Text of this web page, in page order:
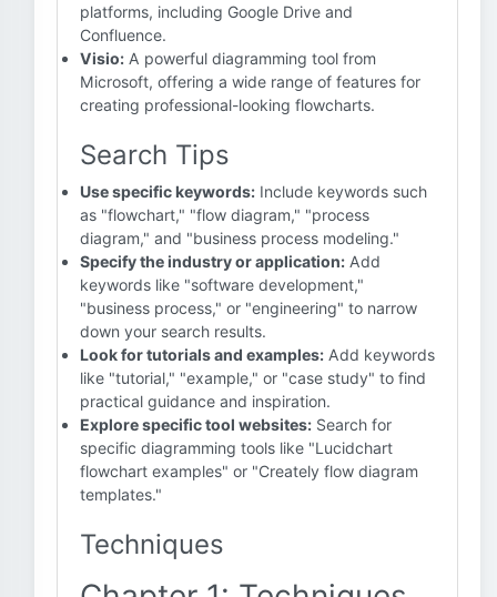
platforms, including Google Drive and
Confluence.
Visio: A powerful diagramming tool from
Microsoft, offering a wide range of features for
creating professional-looking flowcharts.
Search Tips
Use specific keywords: Include keywords such
as "flowchart," "flow diagram," "process
diagram," and "business process modeling."
Specify the industry or application: Add
keywords like "software development,"
"business process," or "engineering" to narrow
down your search results.
Look for tutorials and examples: Add keywords
like "tutorial," "example," or "case study" to find
practical guidance and inspiration.
Explore specific tool websites: Search for
specific diagramming tools like "Lucidchart
flowchart examples" or "Creately flow diagram
templates."
Techniques